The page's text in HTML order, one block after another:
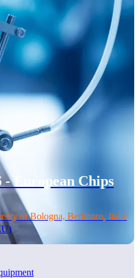
- European Chips
of Bologna, Bertinoro, Italië